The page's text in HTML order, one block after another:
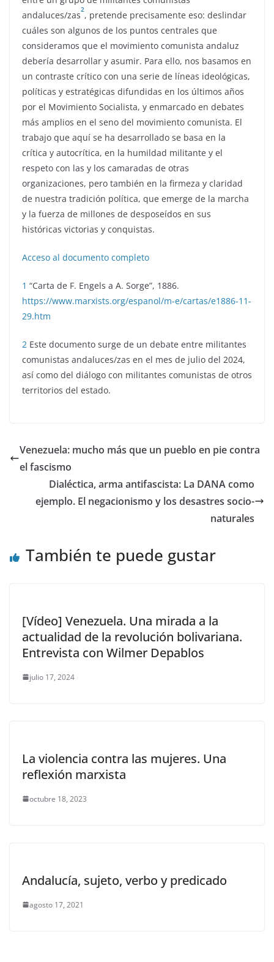
andaluces/zas2, pretende precisamente eso: deslindar
cuáles son algunos de los puntos centrales que
consideramos que el movimiento comunista andaluz
debería desarrollar y asumir. Para ello, nos basamos en
un contraste crítico con una serie de líneas ideológicas,
políticas y estratégicas difundidas en los últimos años
por el Movimiento Socialista, y enmarcado en debates
más amplios en el seno del movimiento comunista. El
trabajo que aquí se ha desarrollado se basa en la
crítica y autocrítica, en la humildad militante y el
respeto con las y los camaradas de otras
organizaciones, pero también en la firmeza y claridad
de nuestra tradición política, que emerge de la marcha
y la fuerza de millones de desposeídos en sus
históricas victorias y conquistas.
Acceso al documento completo
1 “Carta de F. Engels a A. Sorge”, 1886.
https://www.marxists.org/espanol/m-e/cartas/e1886-11-
29.htm
2 Este documento surge de un debate entre militantes
comunistas andaluces/zas en el mes de julio del 2024,
así como del diálogo con militantes comunistas de otros
territorios del estado.
Venezuela: mucho más que un pueblo en pie contra
el fascismo
Dialéctica, arma antifascista: La DANA como
ejemplo. El negacionismo y los desastres socio-
naturales
También te puede gustar
[Vídeo] Venezuela. Una mirada a la
actualidad de la revolución bolivariana.
Entrevista con Wilmer Depablos
julio 17, 2024
La violencia contra las mujeres. Una
reflexión marxista
octubre 18, 2023
Andalucía, sujeto, verbo y predicado
agosto 17, 2021